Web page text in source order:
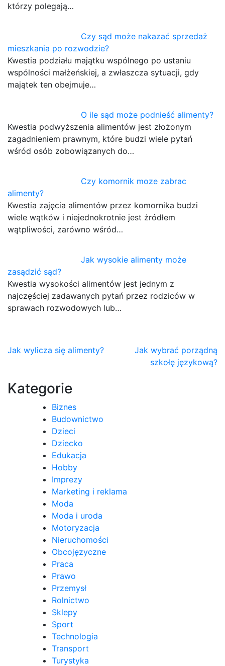
którzy polegają…
Czy sąd może nakazać sprzedaż
mieszkania po rozwodzie?
Kwestia podziału majątku wspólnego po ustaniu
wspólności małżeńskiej, a zwłaszcza sytuacji, gdy
majątek ten obejmuje…
O ile sąd może podnieść alimenty?
Kwestia podwyższenia alimentów jest złożonym
zagadnieniem prawnym, które budzi wiele pytań
wśród osób zobowiązanych do…
Czy komornik moze zabrac
alimenty?
Kwestia zajęcia alimentów przez komornika budzi
wiele wątków i niejednokrotnie jest źródłem
wątpliwości, zarówno wśród…
Jak wysokie alimenty może
zasądzić sąd?
Kwestia wysokości alimentów jest jednym z
najczęściej zadawanych pytań przez rodziców w
sprawach rozwodowych lub…
Nawigacja
Jak wylicza się alimenty?
Jak wybrać porządną
szkołę językową?
Kategorie
Biznes
Budownictwo
Dzieci
Dziecko
Edukacja
Hobby
Imprezy
Marketing i reklama
Moda
Moda i uroda
Motoryzacja
Nieruchomości
Obcojęzyczne
Praca
Prawo
Przemysł
Rolnictwo
Sklepy
Sport
Technologia
Transport
Turystyka